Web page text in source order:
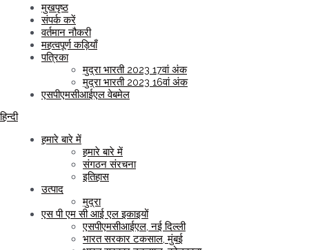
मुखपृष्ठ
संपर्क करें
वर्तमान नौकरी
महत्वपूर्ण कड़ियाँ
पत्रिका
मुद्रा भारती 2023 17वां अंक
मुद्रा भारती 2023 16वां अंक
एसपीएमसीआईएल वेबमेल
हिन्दी
हमारे बारे में
हमारे बारे में
संगठन संरचना
इतिहास
उत्पाद
मुद्रा
एस पी एम सी आई एल इकाइयों
एसपीएमसीआईएल, नई दिल्ली
भारत सरकार टकसाल, मुंबई